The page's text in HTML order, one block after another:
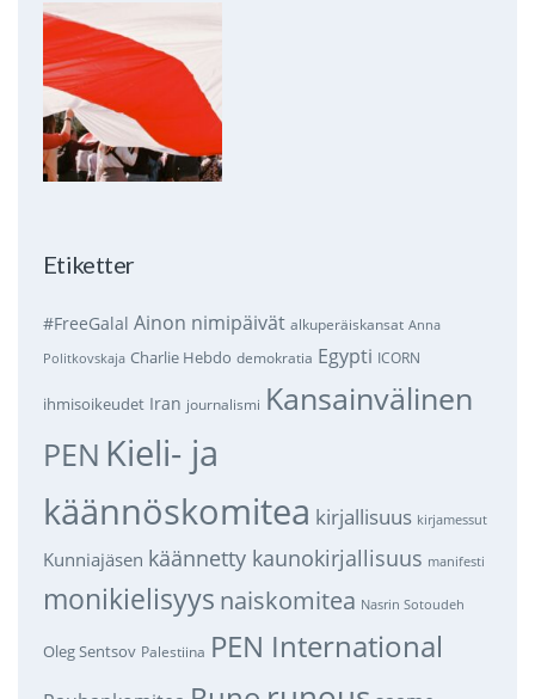
Etiketter
#FreeGalal Ainon nimipäivät alkuperäiskansat Anna
Politkovskaja Charlie Hebdo demokratia Egypti ICORN
ihmisoikeudet Iran journalismi Kansainvälinen
PEN Kieli- ja
käännöskomitea kirjallisuus kirjamessut
Kunniajäsen käännetty kaunokirjallisuus manifesti
monikielisyys naiskomitea Nasrin Sotoudeh
Oleg Sentsov Palestiina PEN International